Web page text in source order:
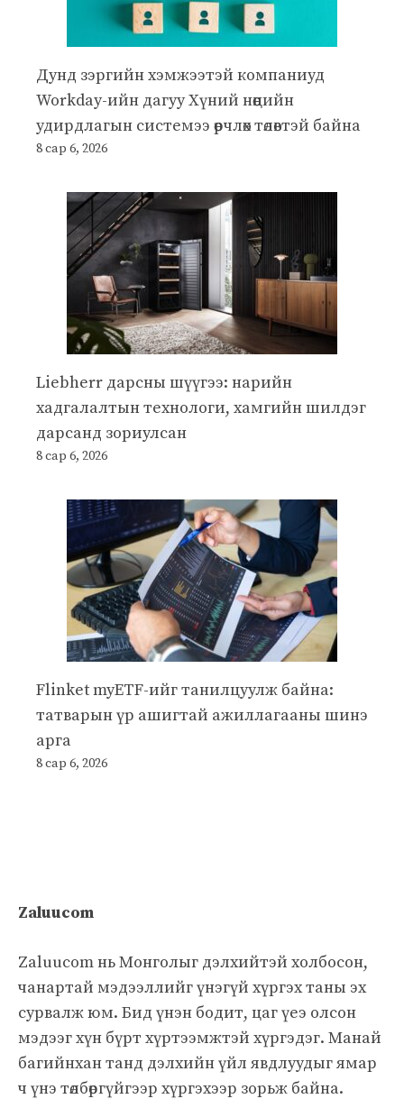
Дунд зэргийн хэмжээтэй компаниуд
Workday-ийн дагуу Хүний нөөцийн
удирдлагын системээ өөрчлөх төлөвтэй байна
8 сар 6, 2026
Liebherr дарсны шүүгээ: нарийн
хадгалалтын технологи, хамгийн шилдэг
дарсанд зориулсан
8 сар 6, 2026
Flinket myETF-ийг танилцуулж байна:
татварын үр ашигтай ажиллагааны шинэ
арга
8 сар 6, 2026
Zaluucom
Zaluucom нь Монголыг дэлхийтэй холбосон,
чанартай мэдээллийг үнэгүй хүргэх таны эх
сурвалж юм. Бид үнэн бодит, цаг үеэ олсон
мэдээг хүн бүрт хүртээмжтэй хүргэдэг. Манай
багийнхан танд дэлхийн үйл явдлуудыг ямар
ч үнэ төлбөргүйгээр хүргэхээр зорьж байна.